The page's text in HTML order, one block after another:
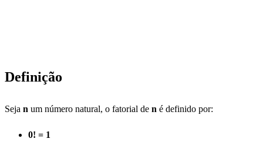
Definição
Seja n um número natural, o fatorial de n é definido por:
0! = 1